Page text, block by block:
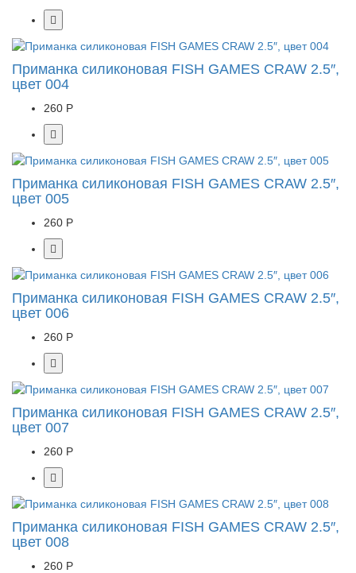
Приманка силиконовая FISH GAMES CRAW 2.5″,
цвет 004
260 Р
Приманка силиконовая FISH GAMES CRAW 2.5″,
цвет 005
260 Р
Приманка силиконовая FISH GAMES CRAW 2.5″,
цвет 006
260 Р
Приманка силиконовая FISH GAMES CRAW 2.5″,
цвет 007
260 Р
Приманка силиконовая FISH GAMES CRAW 2.5″,
цвет 008
260 Р